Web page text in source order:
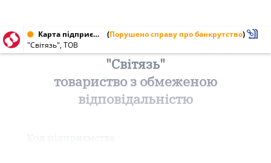
Карта підприємства від 04.06.1999 № 25611976 (Порушено справу про банкрутство)
"Світязь", ТОВ
"Світязь"
товариство з обмеженою
відповідальністю